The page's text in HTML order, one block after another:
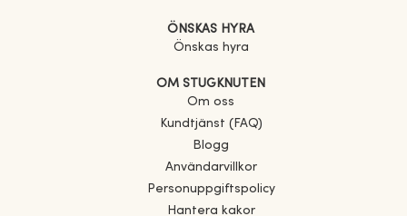
ÖNSKAS HYRA
Önskas hyra
OM STUGKNUTEN
Om oss
Kundtjänst (FAQ)
Blogg
Användarvillkor
Personuppgiftspolicy
Hantera kakor